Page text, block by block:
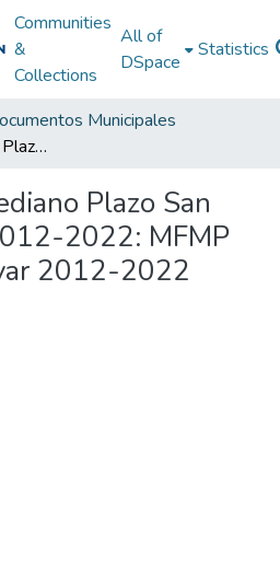
Communities
&
Collections
All of
DSpace
Statistics
Municipales
Marco Fiscal Mediano Plazo San Pablo Bolívar 2012-2022: MFMP San Pablo Bolívar 2012-2022
Plazo San
2022: MFMP
2012-2022